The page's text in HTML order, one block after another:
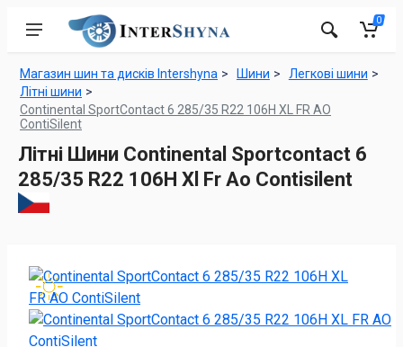
0
Магазин шин та дисків Intershyna Шини
Легкові шини
Літні шини
Continental SportContact 6 285/35 R22 106H XL FR AO
ContiSilent
Літні Шини Continental Sportcontact 6
285/35 R22 106H Xl Fr Ao Contisilent